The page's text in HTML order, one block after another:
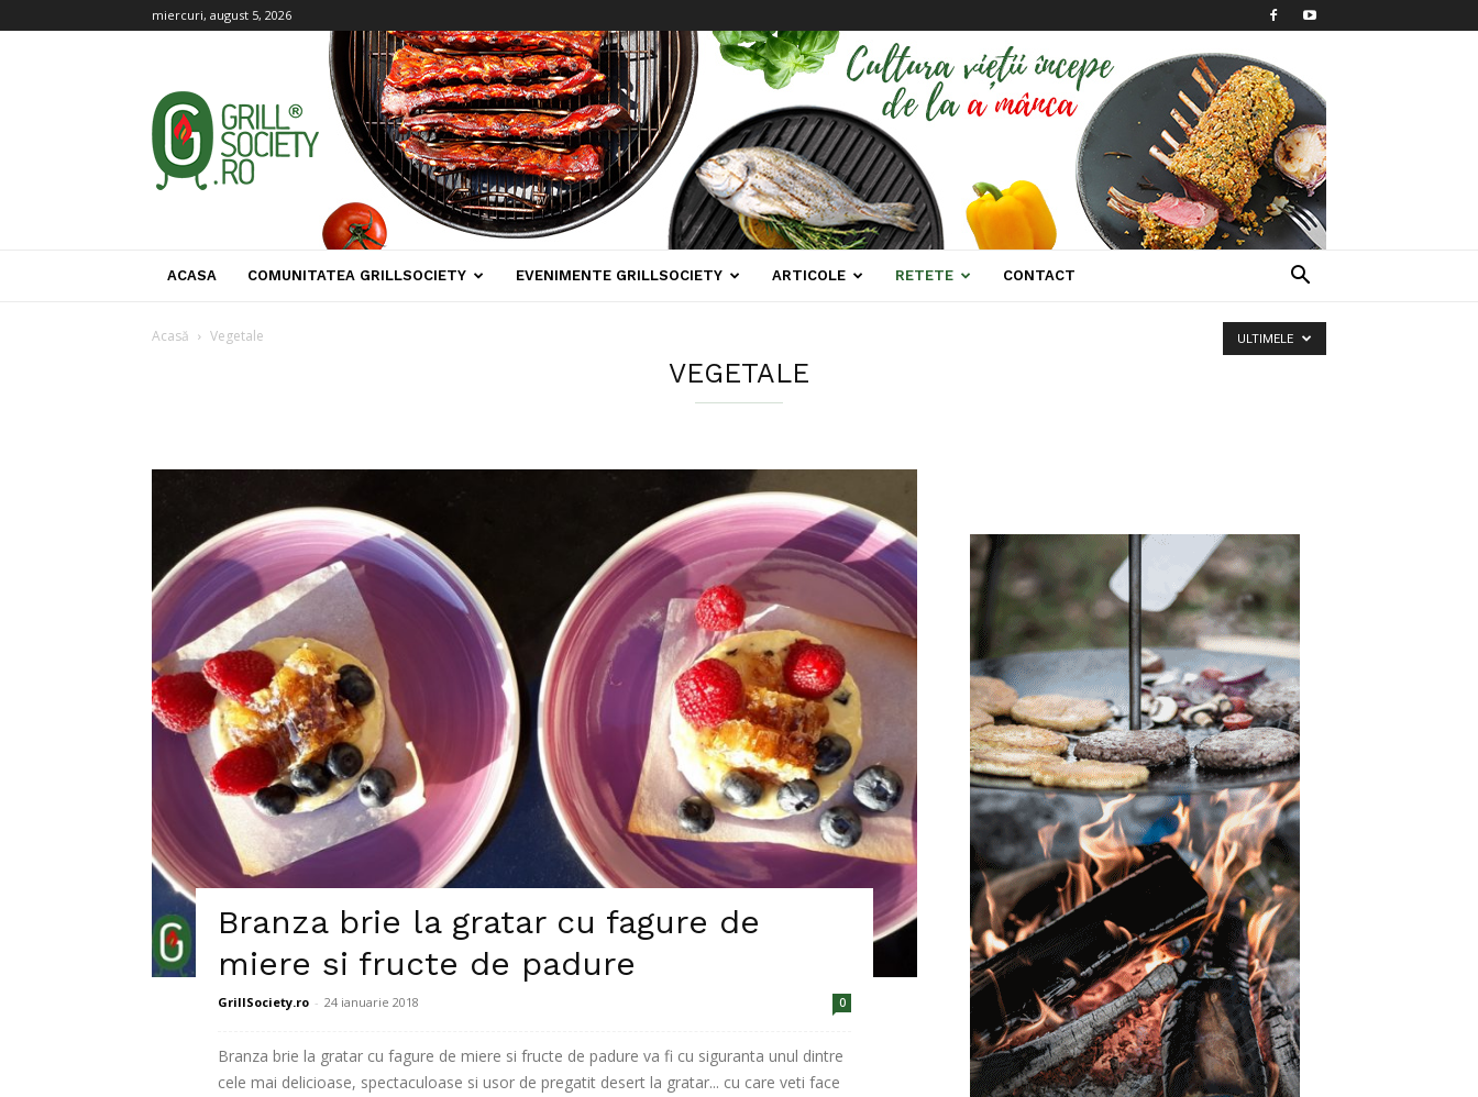
miercuri, august 5, 2026
Grill
Society
ACASA COMUNITATEA GRILLSOCIETY EVENIMENTE GRILLSOCIETY ARTICOLE RETETE CONTACT
Acasă Vegetale
VEGETALE
ULTIMELE
Branza brie la gratar cu fagure de
miere si fructe de padure
GrillSociety.ro - 24 ianuarie 2018 0
Branza brie la gratar cu fagure de miere si fructe de padure va fi cu siguranta unul dintre
cele mai delicioase, spectaculoase si usor de pregatit desert la gratar... cu care veti face